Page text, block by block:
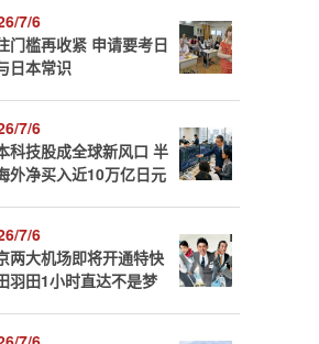
7/6
门槛再收紧 申请要考日
日本常识
7/6
科技股成全球新风口 半
外净买入近10万亿日元
7/6
两大机场即将开通特快
羽田1小时直达不是梦